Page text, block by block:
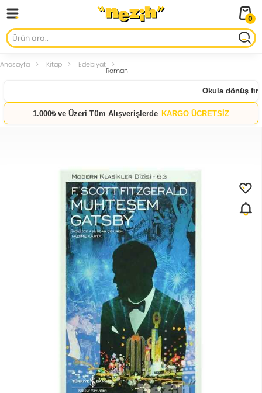
0
Anasayfa Kitap Edebiyat
Roman
Okula dönüş
1.000₺ ve Üzeri Tüm Alışverişlerde KARGO ÜCRETSİZ